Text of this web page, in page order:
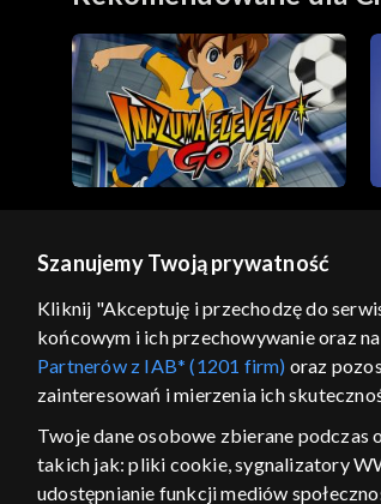
Kraj, z którego
w związku z
regulamin serwisu cennik
Szanujemy Twoją prywatność
Kliknij "Akceptuję i przechodzę do
końcowym i ich przechowywanie oraz
Partnerów z IAB* (1201 firm) oraz
zainteresowań i mierzenia ich
Twoje dane osobowe zbierane podczas
takich jak: pliki cookie, sygnalizatory
udostępnianie funkcji mediów